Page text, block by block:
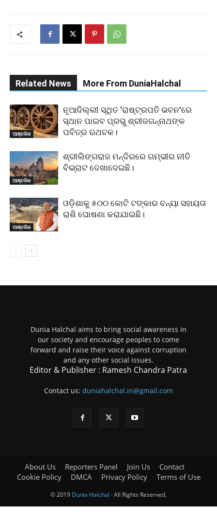
Related News More From DuniaHalchal
ଆଞ୍ଚଳିକ
ନୂଆଦିଲ୍ଲୀ ସ୍ଥିତ ‘ରାଷ୍ଟ୍ରପତି ଭବନ’ରେ
ସ୍ଥାନ ପାଇବ ପ୍ରଭୁ ଶ୍ରୀଜଗନ୍ନାଥଙ୍କ
ପବିତ୍ର ରଥଚକ।
ଆଞ୍ଚଳିକ
ଶ୍ରୀଲିଙ୍ଗରାଜ ମନ୍ଦିରରେ ଗମ୍ଭୀର ନୀତି
ବିଭ୍ରାଟ ଦେଖାଦେଇଛି।
ଆଞ୍ଚଳିକ
ଓଡ଼ିଶାକୁ ୫୦୦ କୋଟି ଟଙ୍କାର ବନ୍ୟା ସହାୟତା
ରାଶି ଘୋଷଣା କରାଯାଇଛି।
Dunia Halchal aims to bring social awareness in
our society and encourage peoples to come
forward and raise their voice against corruption
and any other social issues.
Editor & Publisher : Ramesh Chandra Patra
Contact us: duniahalchal.in@gmail.com
About Us Reporters Panel Join Us
Contact
Cookie Policy
DMCA Privacy Policy Terms of Use
© 2019 Dunia Halchal · All Rights Reserved.